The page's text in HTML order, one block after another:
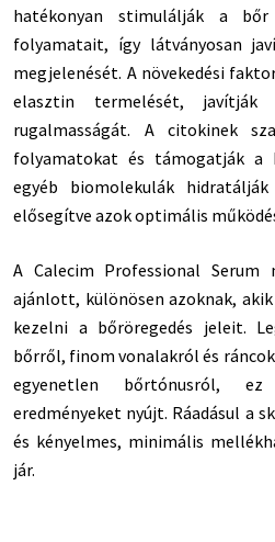
hatékonyan stimulálják a bőr
folyamatait, így látványosan
megjelenését. A növekedési
elasztin termelését,
rugalmasságát. A citokinek
folyamatokat és támogatják a
egyéb biomolekulák
elősegítve azok optimális
A Calecim Professional Serum
ajánlott, különösen azoknak,
kezelni a bőröregedés jeleit.
bőrről, finom vonalakról és
egyenetlen bőrtónusról,
eredményeket nyújt. Ráadásul a
és kényelmes, minimális
jár.